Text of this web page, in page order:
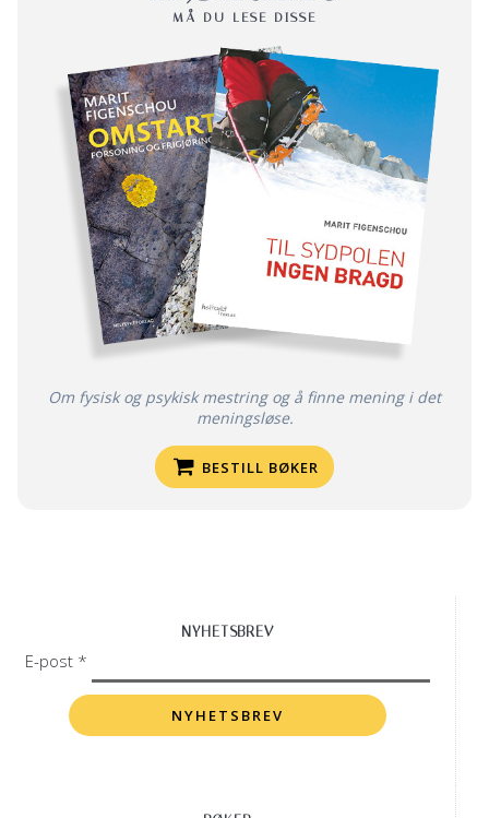
MÅ DU LESE DISSE
Om fysisk og psykisk mestring og å finne mening i det
meningsløse.
BESTILL BØKER
NYHETSBREV
E-post *